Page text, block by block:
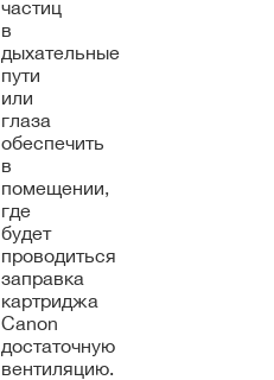
частиц
в
дыхательные
пути
или
глаза
обеспечить
в
помещении,
где
будет
проводиться
заправка
картриджа
Canon
достаточную
вентиляцию.